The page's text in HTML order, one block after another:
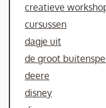
creatieve
cursussen
dagje uit
de groot
deere
disney